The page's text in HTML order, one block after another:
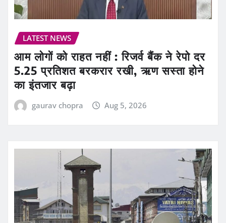
LATEST NEWS
आम लोगों को राहत नहीं : रिजर्व बैंक ने रेपो दर
5.25 प्रतिशत बरकरार रखी, ऋण सस्ता होने
का इंतजार बढ़ा
gaurav chopra Aug 5, 2026